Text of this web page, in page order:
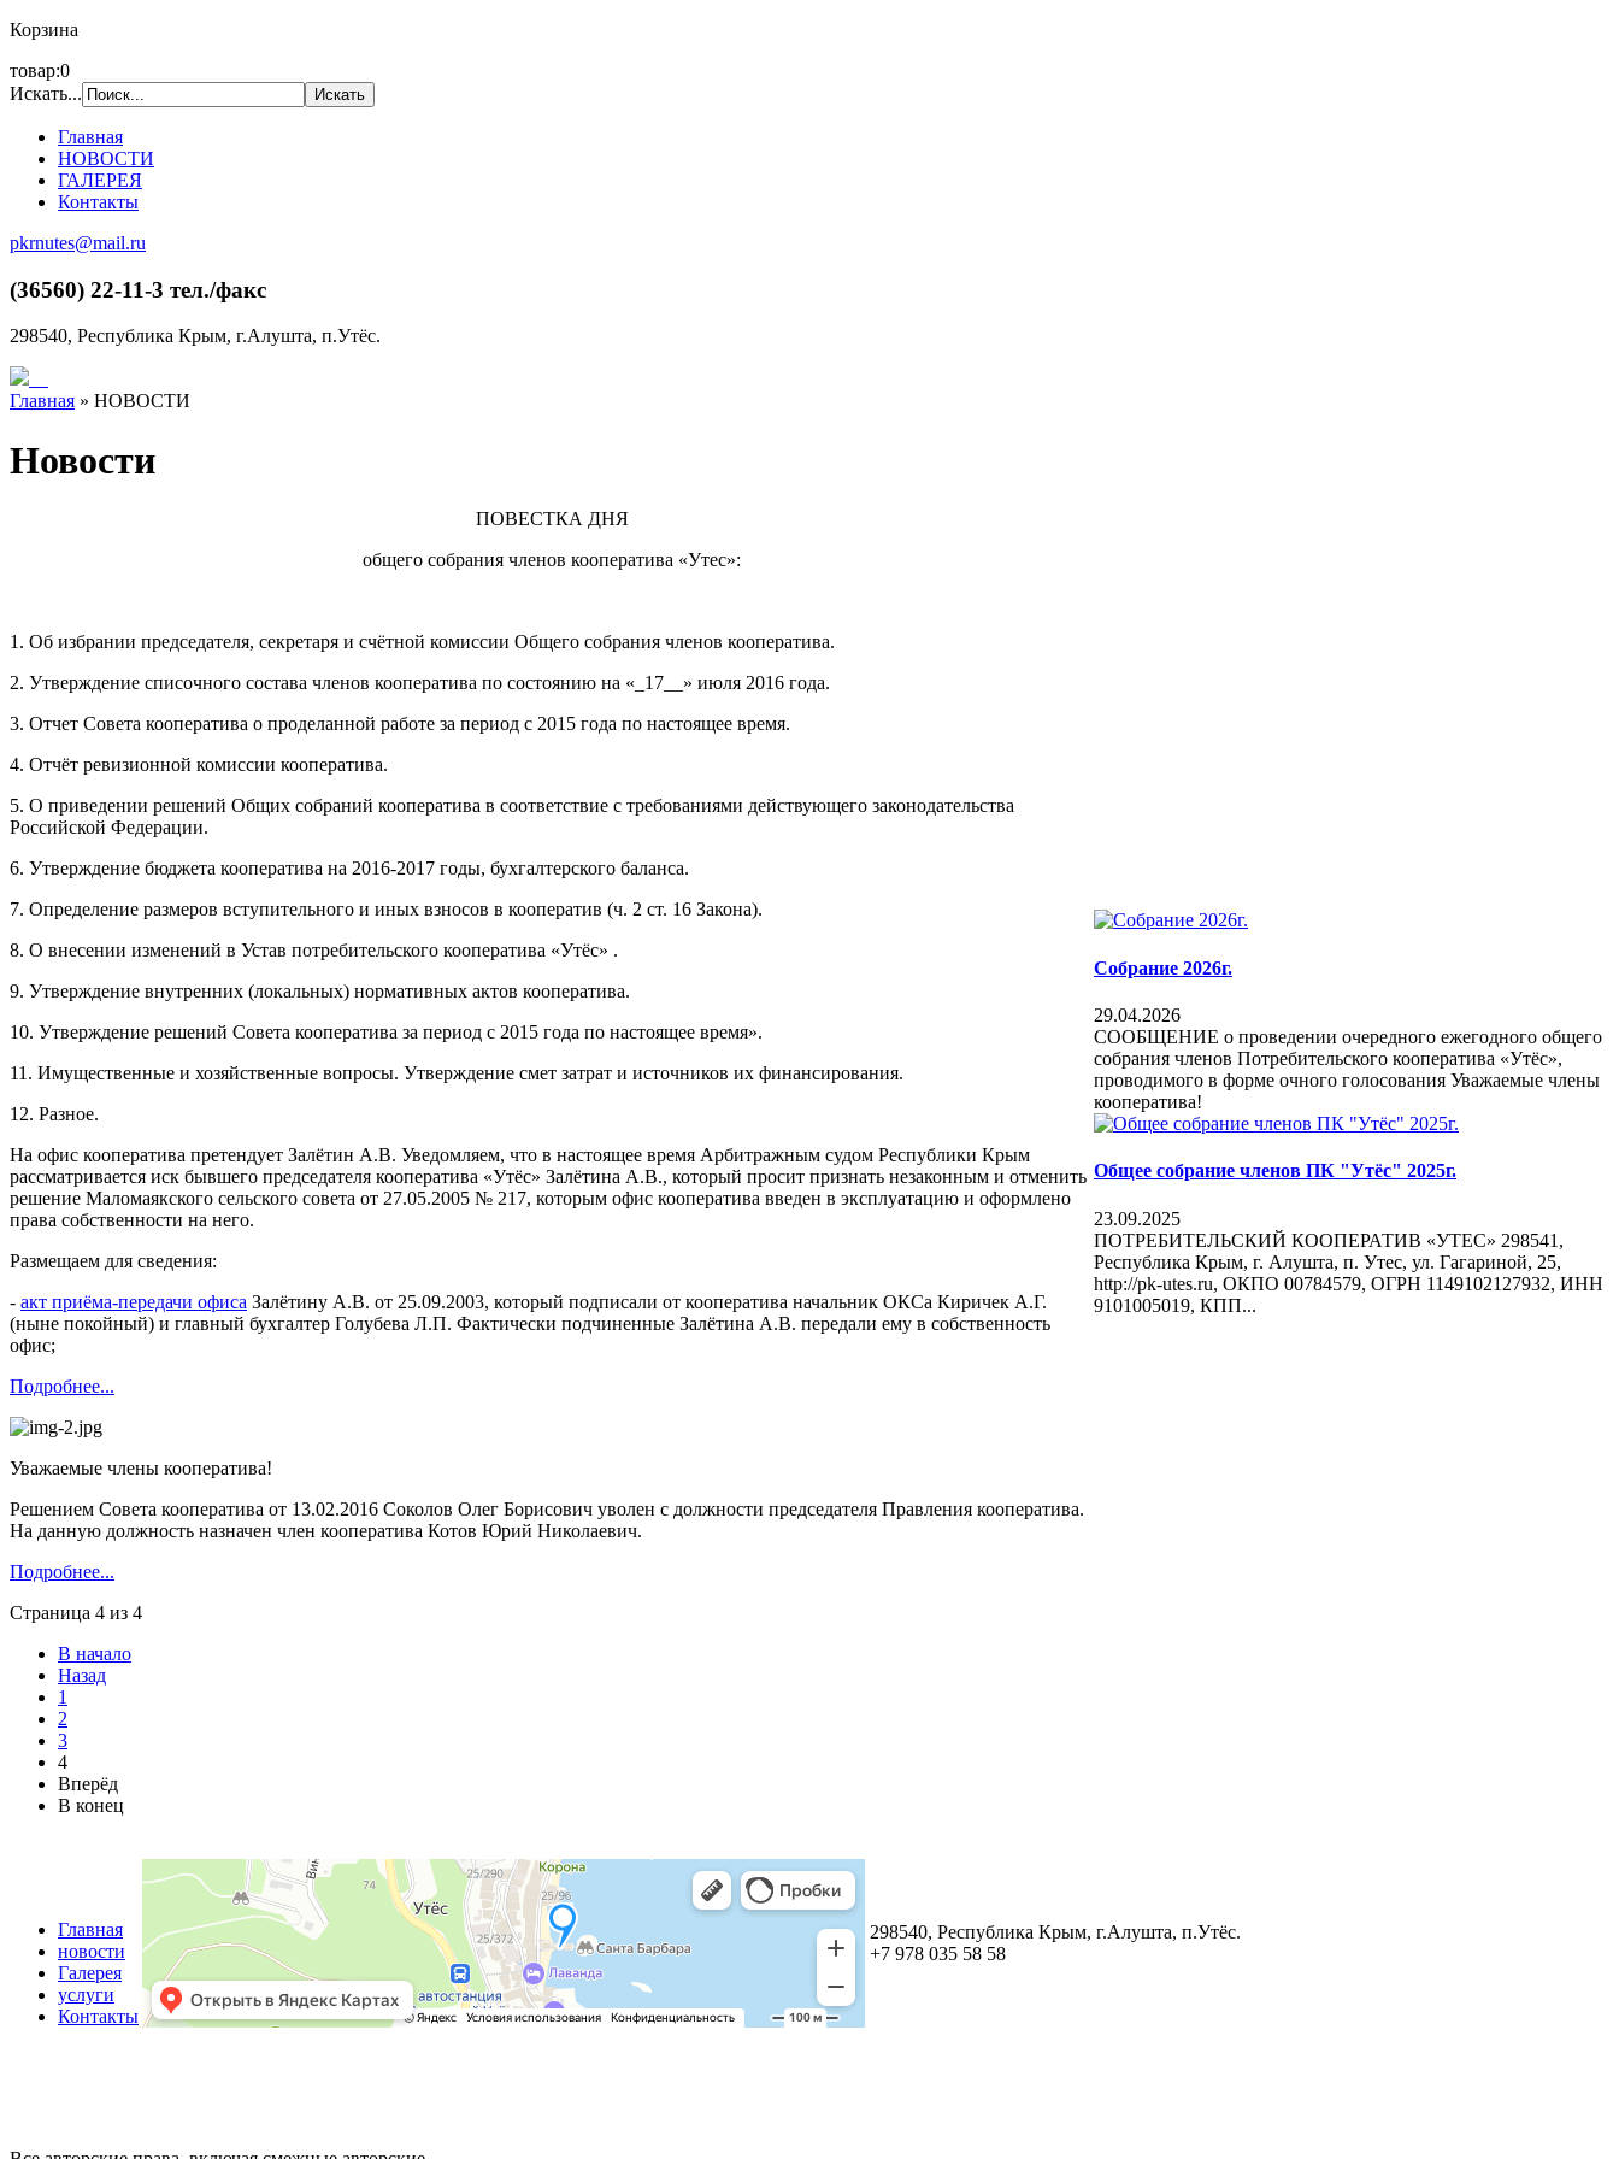
Корзина
товар:0
Искать...
Главная
НОВОСТИ
ГАЛЕРЕЯ
Контакты
pkrnutes@mail.ru
(36560) 22-11-3 тел./факс
298540, Республика Крым, г.Алушта, п.Утёс.
Главная » НОВОСТИ
Новости
ПОВЕСТКА ДНЯ
общего собрания членов кооператива «Утес»:
1. Об избрании председателя, секретаря и счётной комиссии Общего собрания членов кооператива.
2. Утверждение списочного состава членов кооператива по состоянию на «_17__» июля 2016 года.
3. Отчет Совета кооператива о проделанной работе за период с 2015 года по настоящее время.
4. Отчёт ревизионной комиссии кооператива.
5. О приведении решений Общих собраний кооператива в соответствие с требованиями действующего законодательства
Российской Федерации.
6. Утверждение бюджета кооператива на 2016-2017 годы, бухгалтерского баланса.
7. Определение размеров вступительного и иных взносов в кооператив (ч. 2 ст. 16 Закона).
8. О внесении изменений в Устав потребительского кооператива «Утёс» .
9. Утверждение внутренних (локальных) нормативных актов кооператива.
10. Утверждение решений Совета кооператива за период с 2015 года по настоящее время».
11. Имущественные и хозяйственные вопросы. Утверждение смет затрат и источников их финансирования.
12. Разное.
На офис кооператива претендует Залётин А.В. Уведомляем, что в настоящее время Арбитражным судом Республики Крым
рассматривается иск бывшего председателя кооператива «Утёс» Залётина А.В., который просит признать незаконным и отменить
решение Маломаякского сельского совета от 27.05.2005 № 217, которым офис кооператива введен в эксплуатацию и оформлено
права собственности на него.
Размещаем для сведения:
- акт приёма-передачи офиса Залётину А.В. от 25.09.2003, который подписали от кооператива начальник ОКСа Киричек А.Г.
(ныне покойный) и главный бухгалтер Голубева Л.П. Фактически подчиненные Залётина А.В. передали ему в собственность
офис;
Подробнее...
Уважаемые члены кооператива!
Решением Совета кооператива от 13.02.2016 Соколов Олег Борисович уволен с должности председателя Правления кооператива.
На данную должность назначен член кооператива Котов Юрий Николаевич.
Подробнее...
Страница 4 из 4
В начало
Назад
1
2
3
4
Вперёд
В конец
Собрание 2026г.
29.04.2026
СООБЩЕНИЕ о проведении очередного ежегодного общего
собрания членов Потребительского кооператива «Утёс»,
проводимого в форме очного голосования Уважаемые члены
кооператива!
Общее собрание членов ПК "Утёс" 2025г.
23.09.2025
ПОТРЕБИТЕЛЬСКИЙ КООПЕРАТИВ «УТЕС» 298541,
Республика Крым, г. Алушта, п. Утес, ул. Гагариной, 25,
http://pk-utes.ru, ОКПО 00784579, ОГРН 1149102127932, ИНН
9101005019, КПП...
Главная
новости
Галерея
услуги
Контакты
298540, Республика Крым, г.Алушта, п.Утёс.
+7 978 035 58 58